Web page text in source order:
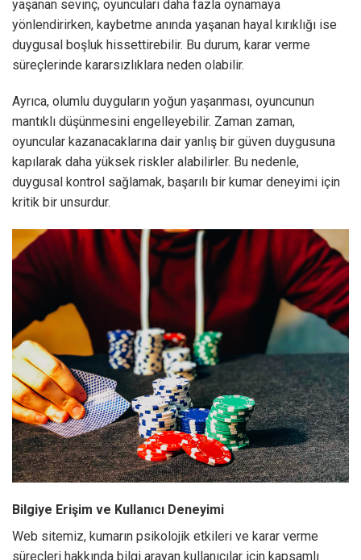
yaşanan sevinç, oyuncuları daha fazla oynamaya
yönlendirirken, kaybetme anında yaşanan hayal kırıklığı ise
duygusal boşluk hissettirebilir. Bu durum, karar verme
süreçlerinde kararsızlıklara neden olabilir.
Ayrıca, olumlu duyguların yoğun yaşanması, oyuncunun
mantıklı düşünmesini engelleyebilir. Zaman zaman,
oyuncular kazanacaklarına dair yanlış bir güven duygusuna
kapılarak daha yüksek riskler alabilirler. Bu nedenle,
duygusal kontrol sağlamak, başarılı bir kumar deneyimi için
kritik bir unsurdur.
Bilgiye Erişim ve Kullanıcı Deneyimi
Web sitemiz, kumarın psikolojik etkileri ve karar verme
süreçleri hakkında bilgi arayan kullanıcılar için kapsamlı